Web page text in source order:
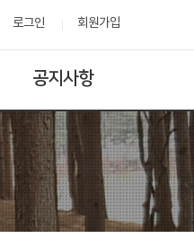
로그인 회원가입
공지사항